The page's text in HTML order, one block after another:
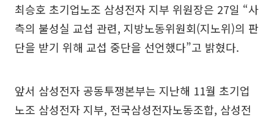
최승호 초기업노조 삼성전자 지부 위원장은 27일 “사
측의 불성실 교섭 관련, 지방노동위원회(지노위)의 판
단을 받기 위해 교섭 중단을 선언했다”고 밝혔다.
앞서 삼성전자 공동투쟁본부는 지난해 11월 초기업
노조 삼성전자 지부, 전국삼성전자노동조합, 삼성전